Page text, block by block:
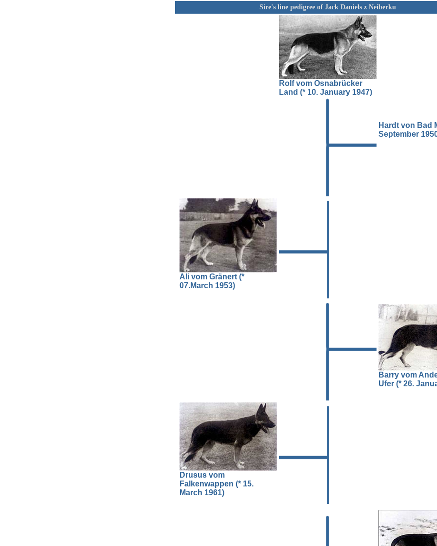
Sire's line pedigree of Jack Daniels z Neiberku
Rolf vom Osnabrücker
Land (* 10. January 1947)
Hardt von Bad
September
Ali vom Gränert (*
07.March 1953)
Barry vom
Ufer (* 26.
Drusus vom
Falkenwappen (* 15.
March 1961)